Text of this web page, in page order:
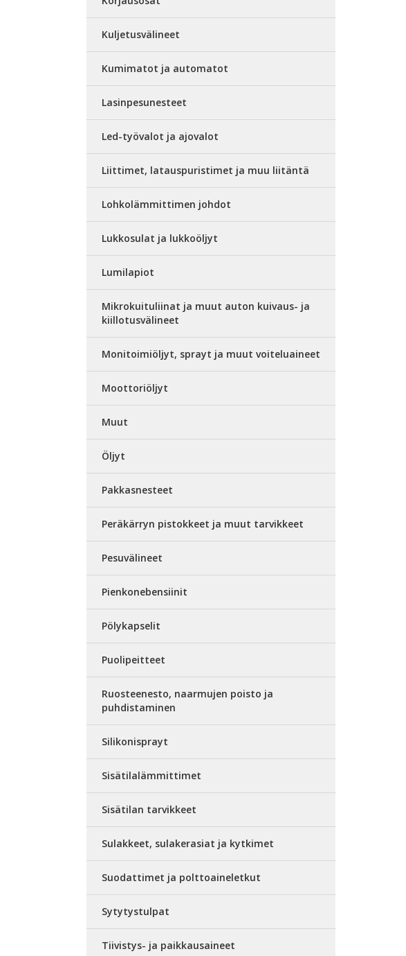
Kuljetusvälineet
Kumimatot ja automatot
Lasinpesunesteet
Led-työvalot ja ajovalot
Liittimet, latauspuristimet ja muu liitäntä
Lohkolämmittimen johdot
Lukkosulat ja lukkoöljyt
Lumilapiot
Mikrokuituliinat ja muut auton kuivaus- ja
kiillotusvälineet
Monitoimiöljyt, sprayt ja muut voiteluaineet
Moottoriöljyt
Muut
Öljyt
Pakkasnesteet
Peräkärryn pistokkeet ja muut tarvikkeet
Pesuvälineet
Pienkonebensiinit
Pölykapselit
Puolipeitteet
Ruosteenesto, naarmujen poisto ja
puhdistaminen
Silikonisprayt
Sisätilalämmittimet
Sisätilan tarvikkeet
Sulakkeet, sulakerasiat ja kytkimet
Suodattimet ja polttoaineletkut
Sytytystulpat
Tiivistys- ja paikkausaineet